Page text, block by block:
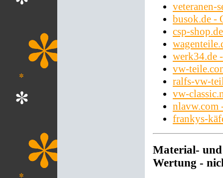
veteranen-
busok.de -
csp-
werk34.de
vw-
ralfs-vw-
vw-
nlavw.com
frankys-
Material- und
Wertung -